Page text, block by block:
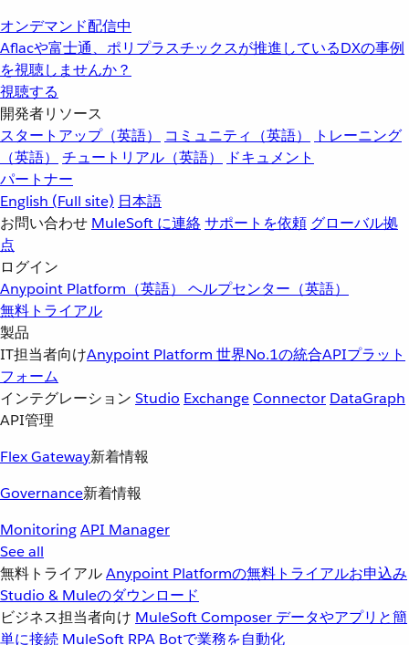
オンデマンド配信中
Aflacや富士通、ポリプラスチックスが推進しているDXの事例
を視聴しませんか？
視聴する
開発者リソース
スタートアップ（英語）
コミュニティ（英語）
トレーニング
（英語）
チュートリアル（英語）
ドキュメント
パートナー
English (Full site) 日本語
お問い合わせ MuleSoft に連絡サポートを依頼 グローバル拠
点
ログイン
Anypoint Platform（英語） ヘルプセンター（英語）
無料トライアル
製品
IT担当者向けAnypoint Platform 世界No.1の統合APIプラット
フォーム
インテグレーション Studio ExchangeConnector DataGraph
API管理
Flex Gateway新着情報
Governance新着情報
MonitoringAPI Manager
See all
無料トライアルAnypoint Platformの無料トライアルお申込み
Studio & Muleのダウンロード
ビジネス担当者向け MuleSoft Composer データやアプリと簡
単に接続 MuleSoft RPA Botで業務を自動化